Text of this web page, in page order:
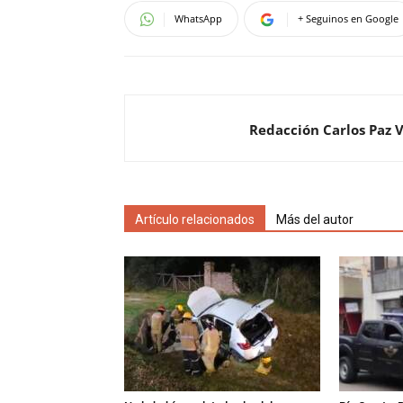
WhatsApp + Seguinos en Google
Redacción Carlos Paz
Artículo relacionados Más del autor